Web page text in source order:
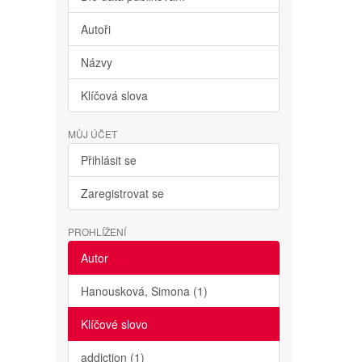
Autoři
Názvy
Klíčová slova
MŮJ ÚČET
Přihlásit se
Zaregistrovat se
PROHLÍŽENÍ
Autor
Hanousková, Simona (1)
Klíčové slovo
addiction (1)